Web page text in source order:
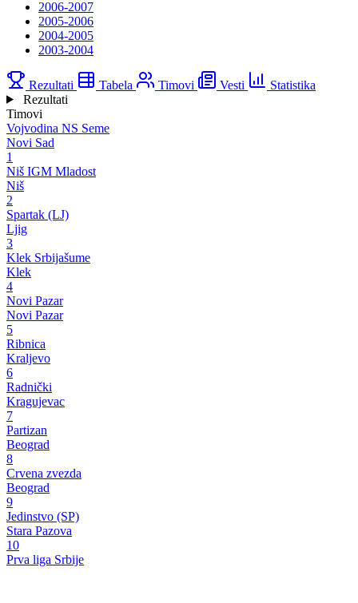
2006-2007
2005-2006
2004-2005
2003-2004
Rezultati Tabela Timovi Vesti
Statistika
Rezultati
Timovi
Vojvodina NS Seme
Novi Sad
1
Niš IGM Mladost
Niš
2
Spartak (LJ)
Ljig
3
Klek Srbijašume
Klek
4
Novi Pazar
Novi Pazar
5
Ribnica
Kraljevo
6
Radnički
Kragujevac
7
Partizan
Beograd
8
Crvena zvezda
Beograd
9
Jedinstvo (SP)
Stara Pazova
10
Prva liga Srbije